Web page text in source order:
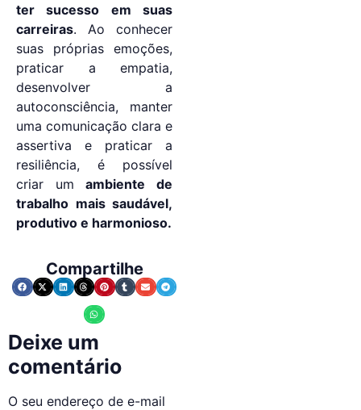
ter sucesso em suas
carreiras. Ao conhecer
suas próprias emoções,
praticar a empatia,
desenvolver a
autoconsciência, manter
uma comunicação clara e
assertiva e praticar a
resiliência, é possível
criar umambiente de
trabalho mais saudável,
produtivo e harmonioso.
Compartilhe
Deixe um
comentário
O seu endereço de e-mail